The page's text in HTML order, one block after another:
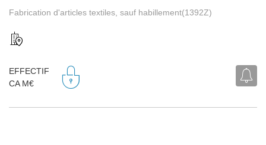
Fabrication d'articles textiles, sauf habillement(1392Z)
EFFECTIF
CA M€